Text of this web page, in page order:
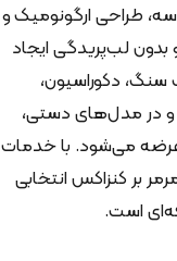
طراحی ارگونومیک و
لب‌پریدگی ایجاد
دکوراسیون،
و در مدل‌های دستی،
عرضه می‌شود. با خدمات
بر کنزاکس انتخابی
است.